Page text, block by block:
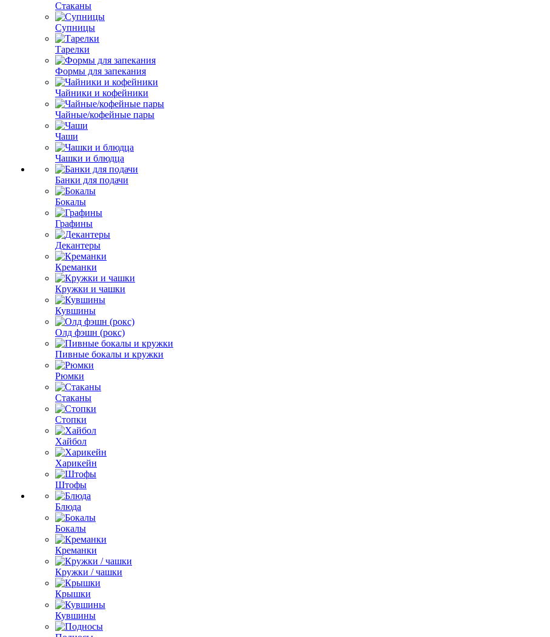
Стаканы
Супницы
Тарелки
Формы для запекания
Чайники и кофейники
Чайные/кофейные пары
Чаши
Чашки и блюдца
Банки для подачи
Бокалы
Графины
Декантеры
Креманки
Кружки и чашки
Кувшины
Олд фэшн (рокс)
Пивные бокалы и кружки
Рюмки
Стаканы
Стопки
Хайбол
Харикейн
Штофы
Блюда
Бокалы
Креманки
Кружки / чашки
Крышки
Кувшины